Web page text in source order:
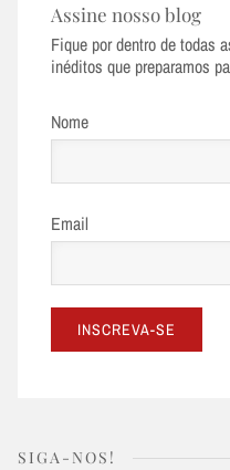
Assine nosso blog
Fique por dentro de todas
inéditos que preparamos
Nome
Email
SIGA-NOS!